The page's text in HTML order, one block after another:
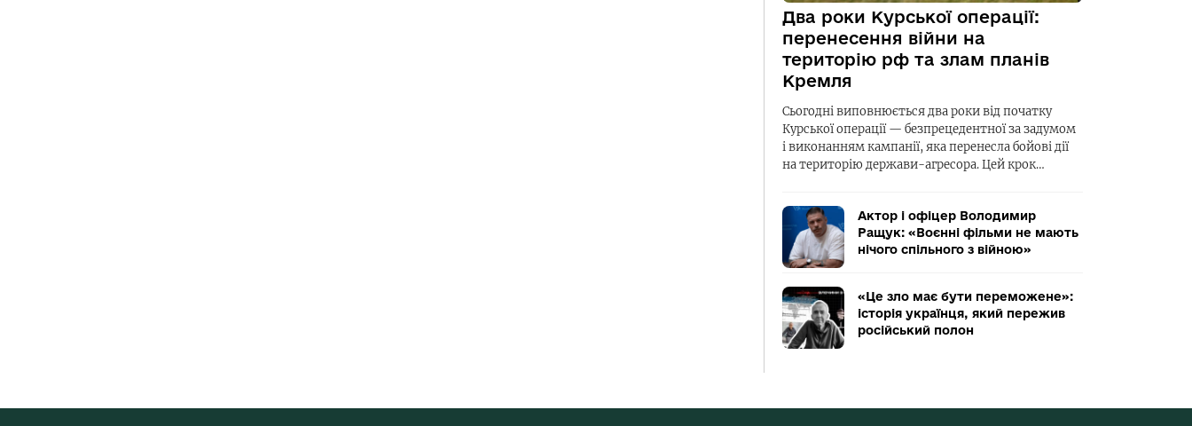
Два роки Курської операції:
перенесення війни на
територію рф та злам планів
Кремля
Сьогодні виповнюється два роки від початку
Курської операції — безпрецедентної за задумом
і виконанням кампанії, яка перенесла бойові дії
на територію держави-агресора. Цей крок…
Актор і офіцер Володимир
Ращук: «Воєнні фільми не мають
нічого спільного з війною»
«Це зло має бути переможене»:
історія українця, який пережив
російський полон